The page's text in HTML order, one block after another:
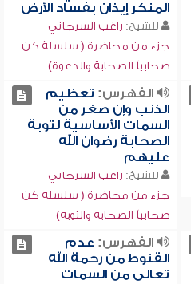
المنكر إيذان بفساد الأرض
للشيخ: راغب السرجاني
جزء من محاضرة ( سلسلة كن
صحابياً الصحابة والدعوة)
الفهرس: تعظيم
الذنب وإن صغر من
السمات الأساسية لتوبة
الصحابة رضوان الله
عليهم
للشيخ: راغب السرجاني
جزء من محاضرة ( سلسلة كن
صحابياً الصحابة والتوبة)
الفهرس: عدم
القنوط من رحمة الله
تعالى من السمات